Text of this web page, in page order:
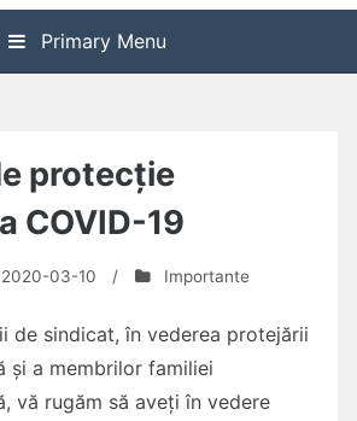
Primary Menu
protecție
COVID-19
2020-03-10 / Importante
de sindicat, în vederea protejării
și a membrilor familiei
vă rugăm să aveți în vedere